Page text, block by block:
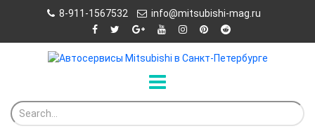
8-911-1567532 info@mitsubishi-mag.ru